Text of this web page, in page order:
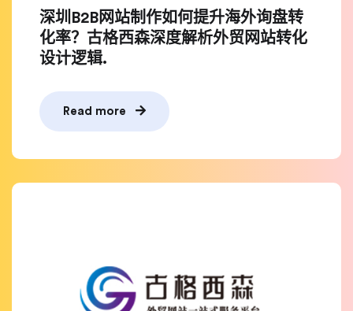
深圳B2B网站制作如何提升海外询盘转
化率？古格西森深度解析外贸网站转化
设计逻辑.
Read more